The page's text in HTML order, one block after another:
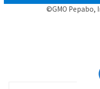
©GMO Pepabo,